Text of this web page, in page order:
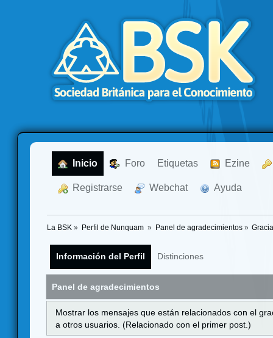
Inicio Foro Etiquetas Ezine
Registrarse Webchat Ayuda
La BSK » Perfil de Nunquam » Panel de agradecimientos»
Información del Perfil Distinciones
Panel de agradecimientos
Mostrar los mensajes que están relacionados con el
a otros usuarios. (Relacionado con el primer post.)